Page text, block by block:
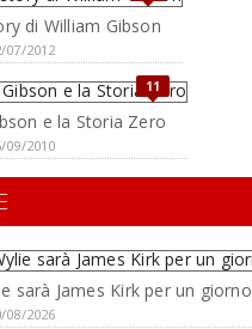
di William Gibson
07/2012
11
e la Storia Zero
09/2010
sarà James Kirk per un giorno
08/2026